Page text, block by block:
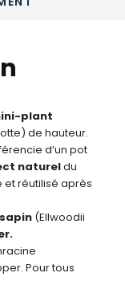
plant
de hauteur.
d’un pot
natureldu
réutilisé après
sapin (Ellwoodii
Pour tous